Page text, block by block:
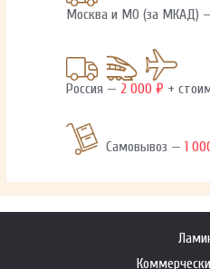
Москва и МО (за МКАД)
Россия — 2 000 ₽ +
Самовывоз —1